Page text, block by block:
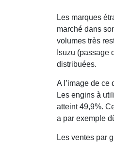
Les marques
marché dans
volumes très
Isuzu (passage
distribuées.
A l’image de ce
Les engins à
atteint 49,9%.
a par exemple
Les ventes par